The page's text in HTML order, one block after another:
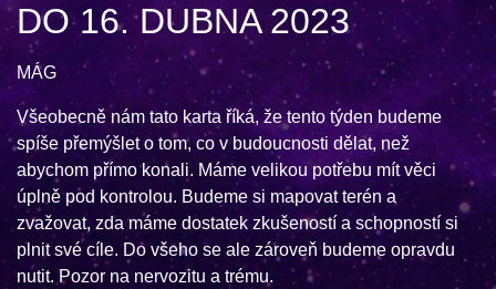
DO 16. DUBNA 2023
MÁG
Všeobecně nám tato karta říká, že tento týden budeme
spíše přemýšlet o tom, co v budoucnosti dělat, než
abychom přímo konali. Máme velikou potřebu mít věci
úplně pod kontrolou. Budeme si mapovat terén a
zvažovat, zda máme dostatek zkušeností a schopností si
plnit své cíle. Do všeho se ale zároveň budeme opravdu
nutit. Pozor na nervozitu a trému.